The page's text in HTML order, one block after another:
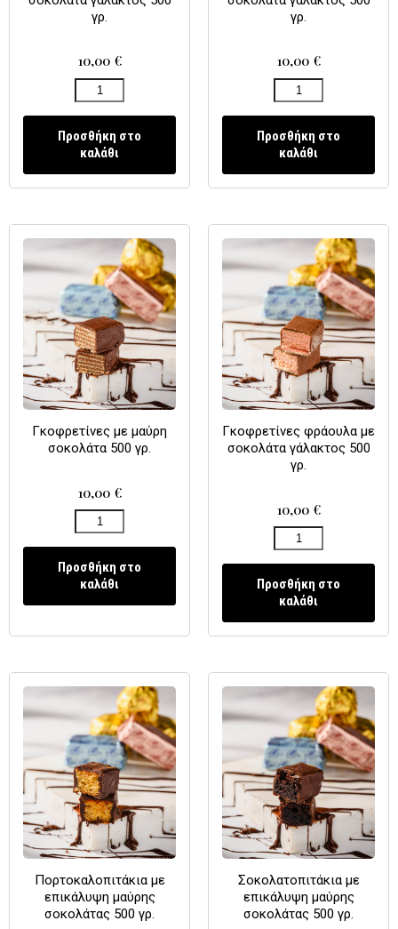
γρ.
10,00 €
Προσθήκη στο
καλάθι
γρ.
10,00 €
Προσθήκη στο
καλάθι
Γκοφρετίνες με μαύρη
σοκολάτα 500 γρ.
10,00 €
Προσθήκη στο
καλάθι
Γκοφρετίνες φράουλα με
σοκολάτα γάλακτος 500
γρ.
10,00 €
Προσθήκη στο
καλάθι
Πορτοκαλοπιτάκια με
επικάλυψη μαύρης
σοκολάτας 500 γρ.
Σοκολατοπιτάκια με
επικάλυψη μαύρης
σοκολάτας 500 γρ.